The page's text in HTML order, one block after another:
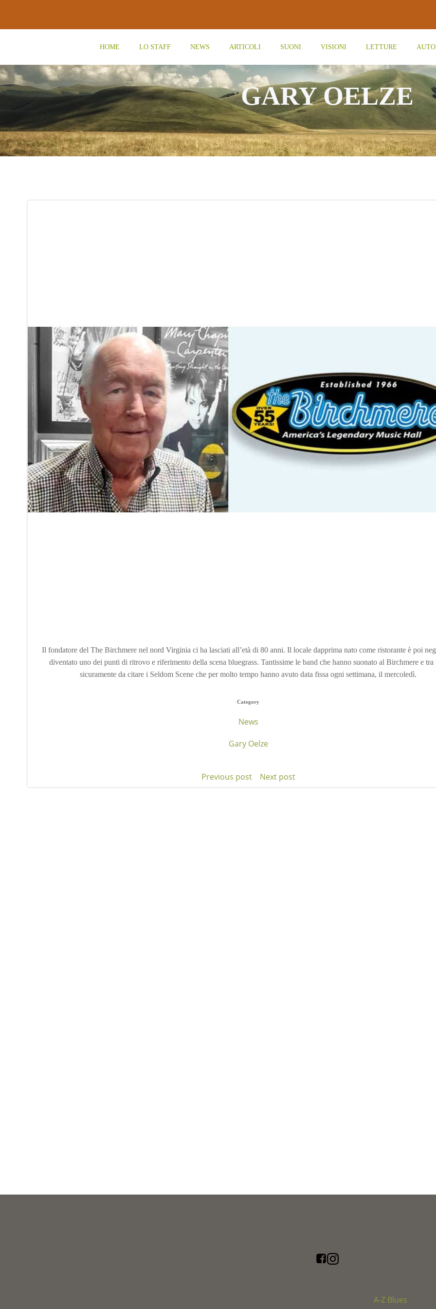
contenuto
HOME LO STAFF NEWS ARTICOLI SUONI VISIONI LETTURE
GARY OELZE
Il fondatore del The Birchmere nel nord Virginia ci ha lasciati all’età di 80 anni. Il locale dapprima nato come ristorante è poi
diventato uno dei punti di ritrovo e riferimento della scena bluegrass. Tantissime le band che hanno suonato al Birchmere e tra
sicuramente da citare i Seldom Scene che per molto tempo hanno avuto data fissa ogni settimana, il mercoledì.
Category
News
Gary Oelze
Post
Previous post
Post
Next post
A-Z Blues